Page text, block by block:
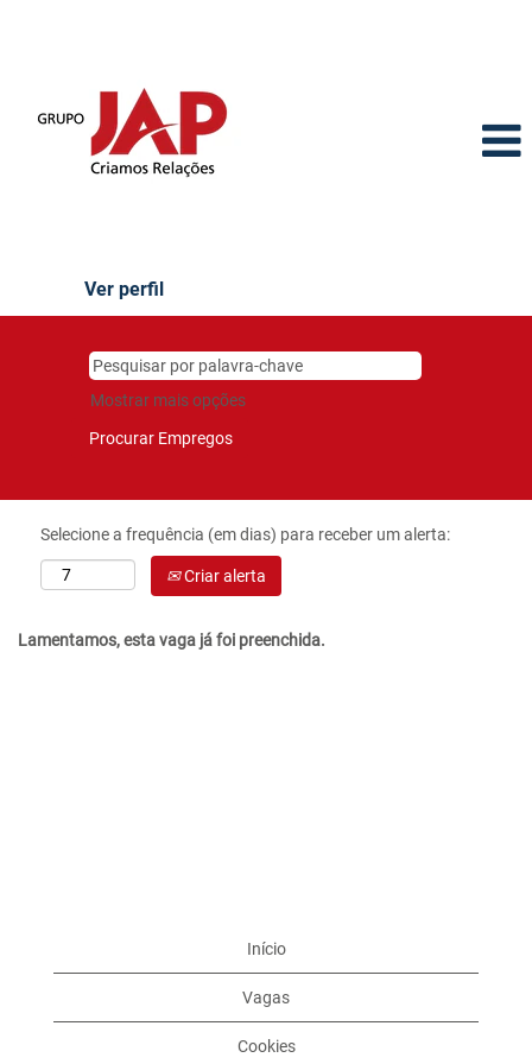
Ver perfil
Mostrar mais opções
Selecione a frequência (em dias) para receber um alerta:
Criar alerta
Lamentamos, esta vaga já foi preenchida.
Início
Vagas
Cookies